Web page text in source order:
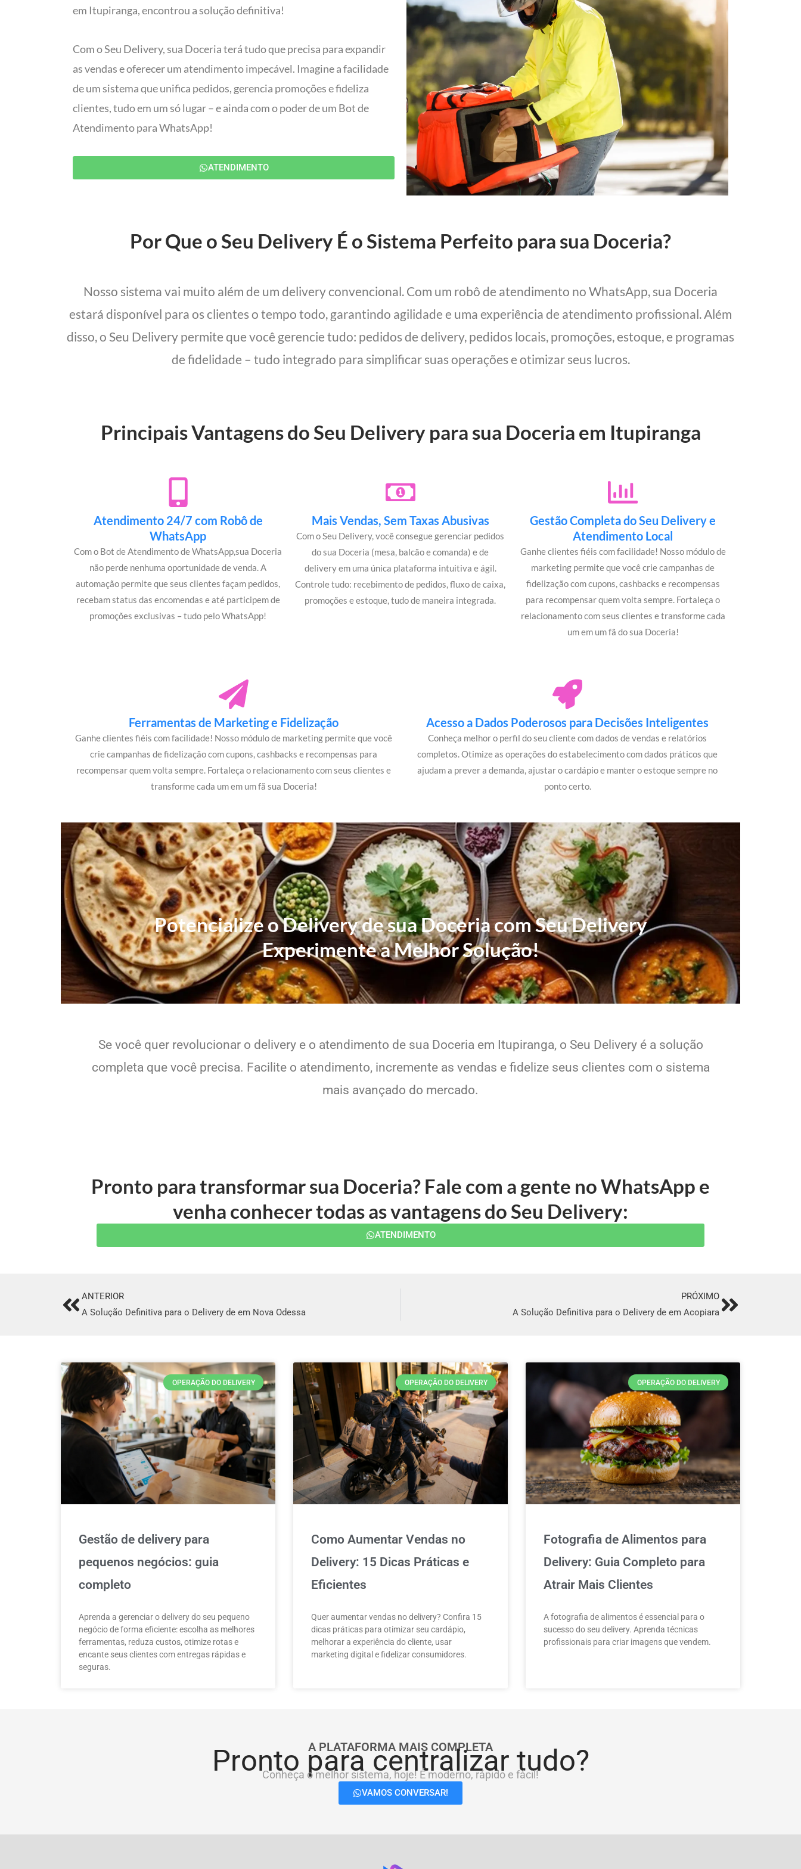
em Itupiranga, encontrou a solução definitiva!
Com o Seu Delivery, sua Doceria terá tudo que precisa para expandir
as vendas e oferecer um atendimento impecável. Imagine a facilidade
de um sistema que unifica pedidos, gerencia promoções e fideliza
clientes, tudo em um só lugar – e ainda com o poder de um Bot de
Atendimento para WhatsApp!
ATENDIMENTO
Por Que o Seu Delivery É o Sistema Perfeito para sua Doceria?
Nosso sistema vai muito além de um delivery convencional. Com um robô de atendimento no WhatsApp, sua Doceria
estará disponível para os clientes o tempo todo, garantindo agilidade e uma experiência de atendimento profissional. Além
disso, o Seu Delivery permite que você gerencie tudo: pedidos de delivery, pedidos locais, promoções, estoque, e programas
de fidelidade – tudo integrado para simplificar suas operações e otimizar seus lucros.
Principais Vantagens do Seu Delivery para sua Doceria em Itupiranga
Atendimento 24/7 com Robô de
WhatsApp
Com o Bot de Atendimento de WhatsApp,sua Doceria
não perde nenhuma oportunidade de venda. A
automação permite que seus clientes façam pedidos,
recebam status das encomendas e até participem de
promoções exclusivas – tudo pelo WhatsApp!
Mais Vendas, Sem Taxas Abusivas
Com o Seu Delivery, você consegue gerenciar pedidos
do sua Doceria (mesa, balcão e comanda) e de
delivery em uma única plataforma intuitiva e ágil.
Controle tudo: recebimento de pedidos, fluxo de caixa,
promoções e estoque, tudo de maneira integrada.
Gestão Completa do Seu Delivery e
Atendimento Local
Ganhe clientes fiéis com facilidade! Nosso módulo de
marketing permite que você crie campanhas de
fidelização com cupons, cashbacks e recompensas
para recompensar quem volta sempre. Fortaleça o
relacionamento com seus clientes e transforme cada
um em um fã do sua Doceria!
Ferramentas de Marketing e Fidelização
Ganhe clientes fiéis com facilidade! Nosso módulo de marketing permite que você
crie campanhas de fidelização com cupons, cashbacks e recompensas para
recompensar quem volta sempre. Fortaleça o relacionamento com seus clientes e
transforme cada um em um fã sua Doceria!
Acesso a Dados Poderosos para Decisões Inteligentes
Conheça melhor o perfil do seu cliente com dados de vendas e relatórios
completos. Otimize as operações do estabelecimento com dados práticos que
ajudam a prever a demanda, ajustar o cardápio e manter o estoque sempre no
ponto certo.
Potencialize o Delivery de sua Doceria com Seu Delivery
Experimente a Melhor Solução!
Se você quer revolucionar o delivery e o atendimento de sua Doceria em Itupiranga, o Seu Delivery é a solução
completa que você precisa. Facilite o atendimento, incremente as vendas e fidelize seus clientes com o sistema
mais avançado do mercado.
Pronto para transformar sua Doceria? Fale com a gente no WhatsApp e
venha conhecer todas as vantagens do Seu Delivery:
ATENDIMENTO
PrevANTERIOR
A Solução Definitiva para o Delivery de em Nova Odessa
PRÓXIMO
A Solução Definitiva para o Delivery de em Acopiara Next
OPERAÇÃO DO DELIVERY
Gestão de delivery para
pequenos negócios: guia
completo
Aprenda a gerenciar o delivery do seu pequeno
negócio de forma eficiente: escolha as melhores
ferramentas, reduza custos, otimize rotas e
encante seus clientes com entregas rápidas e
seguras.
OPERAÇÃO DO DELIVERY
Como Aumentar Vendas no
Delivery: 15 Dicas Práticas e
Eficientes
Quer aumentar vendas no delivery? Confira 15
dicas práticas para otimizar seu cardápio,
melhorar a experiência do cliente, usar
marketing digital e fidelizar consumidores.
OPERAÇÃO DO DELIVERY
Fotografia de Alimentos para
Delivery: Guia Completo para
Atrair Mais Clientes
A fotografia de alimentos é essencial para o
sucesso do seu delivery. Aprenda técnicas
profissionais para criar imagens que vendem.
A PLATAFORMA MAIS COMPLETA
Pronto para centralizar tudo?
Conheça o melhor sistema, hoje! É moderno, rápido e fácil!
VAMOS CONVERSAR!